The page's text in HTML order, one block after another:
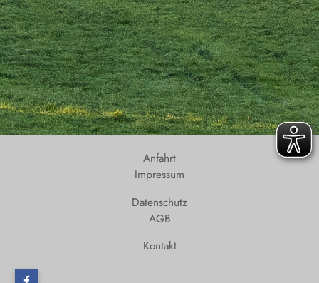
Anfahrt
Impressum
Datenschutz
AGB
Kontakt